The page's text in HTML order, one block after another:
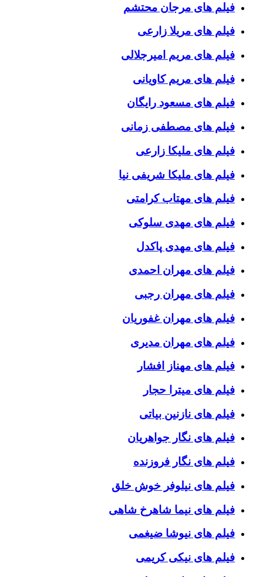
فیلم های مرجان محتشم
فیلم های مریلا زارعی
فیلم های مریم امیرجلالی
فیلم های مریم کاویانی
فیلم های مسعود رایگان
فیلم های مصطفی زمانی
فیلم های ملیکا زارعی
فیلم های ملیکا شریفی نیا
فیلم های مهتاب کرامتی
فیلم های مهدی سلوکی
فیلم های مهدی پاکدل
فیلم های مهران احمدی
فیلم های مهران رجبی
فیلم های مهران غفوریان
فیلم های مهران مدیری
فیلم های مهناز افشار
فیلم های میترا حجار
فیلم های نازنین بیاتی
فیلم های نگار جواهریان
فیلم های نگار فروزنده
فیلم های نیلوفر خوش خلق
فیلم های نیما شاهرخ شاهی
فیلم های نیوشا ضیغمی
فیلم های نیکی کریمی